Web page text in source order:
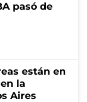
pasó de
están en
la
Aires